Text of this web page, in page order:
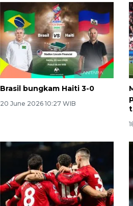
Brasil bungkam Haiti 3-0
20 June 2026 10:27 WIB